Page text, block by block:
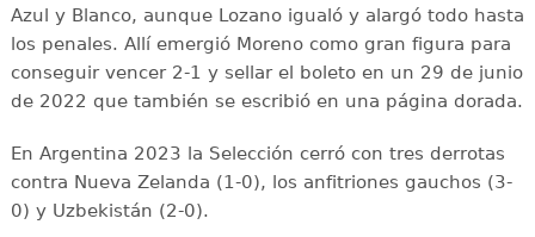
Azul y Blanco, aunque Lozano igualó y alargó todo hasta
los penales. Allí emergió Moreno como gran figura para
conseguir vencer 2-1 y sellar el boleto en un 29 de junio
de 2022 que también se escribió en una página dorada.
En Argentina 2023 la Selección cerró con tres derrotas
contra Nueva Zelanda (1-0), los anfitriones gauchos (3-
0) y Uzbekistán (2-0).